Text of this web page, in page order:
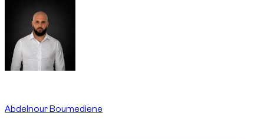
Abdelnour Boumediene